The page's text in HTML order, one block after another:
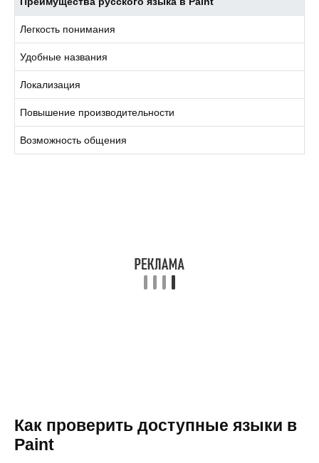
Легкость понимания
Удобные названия
Локализация
Повышение производительности
Возможность общения
Как проверить доступные языки в
Paint